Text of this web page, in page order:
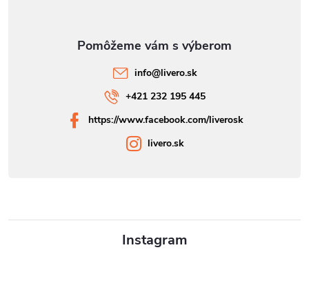
Instagram
info@livero.sk
+421 232 195 445
https://www.facebook.com/liverosk
livero.sk